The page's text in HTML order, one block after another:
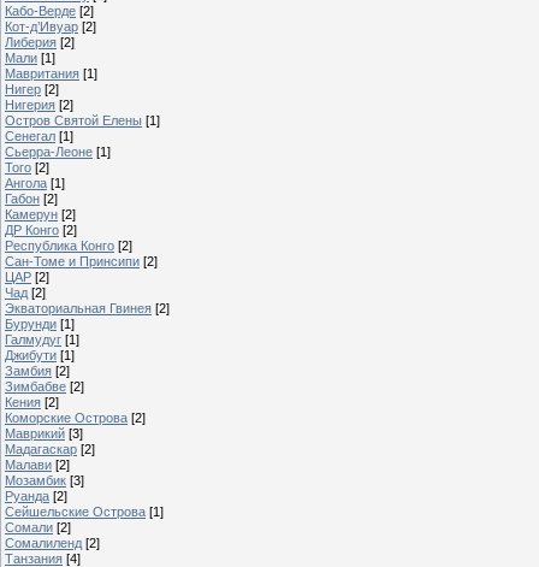
Кабо-Верде [2]
Кот-д’Ивуар [2]
Либерия [2]
Мали [1]
Мавритания [1]
Нигер [2]
Нигерия [2]
Остров Святой Елены [1]
Сенегал [1]
Сьерра-Леоне [1]
Того [2]
Ангола [1]
Габон [2]
Камерун [2]
ДР Конго [2]
Республика Конго [2]
Сан-Томе и Принсипи [2]
ЦАР [2]
Чад [2]
Экваториальная Гвинея [2]
Бурунди [1]
Галмудуг [1]
Джибути [1]
Замбия [2]
Зимбабве [2]
Кения [2]
Коморские Острова [2]
Маврикий [3]
Мадагаскар [2]
Малави [2]
Мозамбик [3]
Руанда [2]
Сейшельские Острова [1]
Сомали [2]
Сомалиленд [2]
Танзания [4]